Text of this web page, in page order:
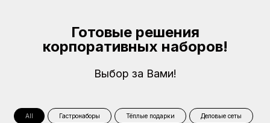
Готовые решения
корпоративных наборов!
Выбор за Вами!
All Гастронаборы Тёплые подарки Деловые сеты